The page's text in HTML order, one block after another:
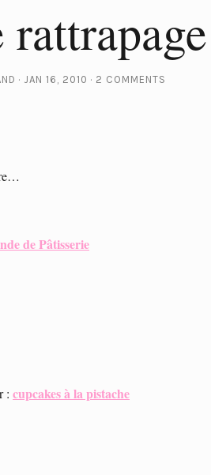
JAN 16, 2010 2 COMMENTS
de Pâtisserie
: cupcakes à la pistache